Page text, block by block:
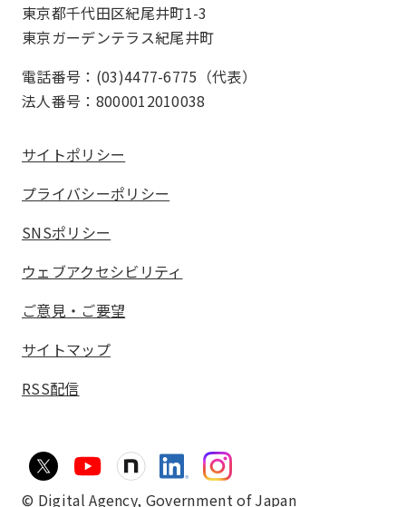
東京都千代田区紀尾井町1-3
東京ガーデンテラス紀尾井町
電話番号：(03)4477-6775（代表）
法人番号：8000012010038
サイトポリシー
プライバシーポリシー
SNSポリシー
ウェブアクセシビリティ
ご意見・ご要望
サイトマップ
RSS配信
© Digital Agency, Government of Japan